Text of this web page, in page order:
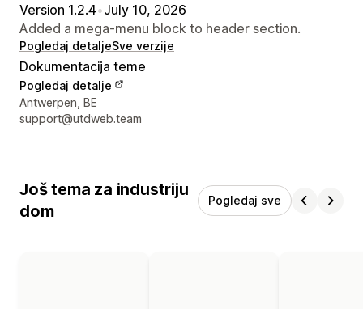
Version 1.2.4•July 10, 2026
Added a mega-menu block to header section.
Pogledaj detaljeSve verzije
Dokumentacija teme
Pogledaj detalje
Podaci za kontakt dizajnera
Antwerpen, BE
support@utdweb.team
Još tema za industriju
dom
Pogledaj sve